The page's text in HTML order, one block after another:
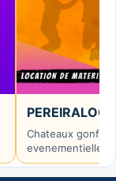
PEREIRALOC
Chateaux
evenementielle.